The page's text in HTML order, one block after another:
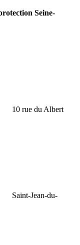
Seine-
10 rue du Albert
Saint-Jean-du-